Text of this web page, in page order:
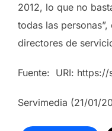
2012, lo que no
todas las
directores de
Fuente: URI: https://
Servimedia (21/01/